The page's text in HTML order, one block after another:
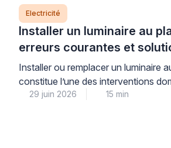
Electricité
Installer un luminaire au
erreurs courantes et
support bloque
Installer ou remplacer un luminaire
constitue l’une des interventions
courantes, mais elle soulève des
29 juin 2026 15 min